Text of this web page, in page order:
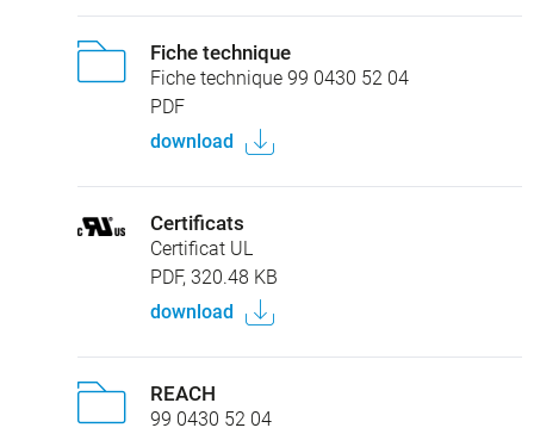
Fiche technique
Fiche technique 99 0430 52 04
PDF
download
Certificats
Certificat UL
PDF, 320.48 KB
download
REACH
99 0430 52 04